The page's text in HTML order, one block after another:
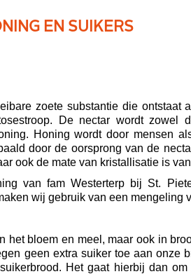
EN SUIKERS
zoete substantie die
De nectar wordt
Honing wordt door mensen
door de oorsprong van de
ook de mate van kristallisatie is
van fam Westerterp bij St.
wij gebruik van een mengeling
het bloem en meel, maar ook in
geen extra suiker toe aan onze
Het gaat hierbij dan